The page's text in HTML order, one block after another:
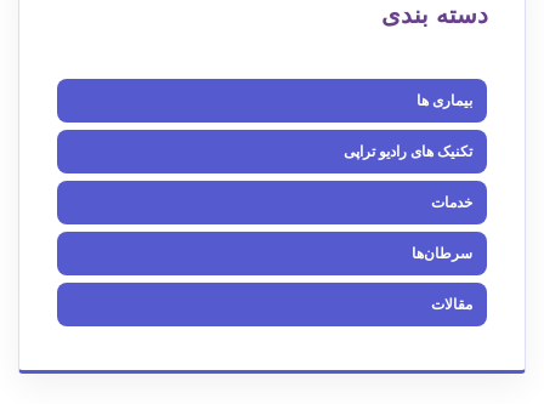
دسته بندی
بیماری ها
تکنیک های رادیو تراپی
خدمات
سرطان‌ها
مقالات